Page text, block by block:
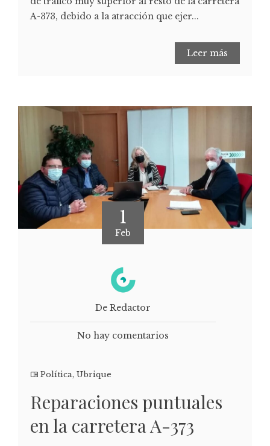
A-373, debido a la atracción que ejer...
Leer más
1
Feb
De Redactor
No hay comentarios
Política, Ubrique
Reparaciones puntuales
en la carretera A-373